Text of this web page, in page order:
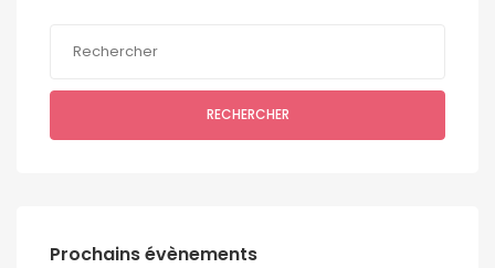
RECHERCHER
Prochains évènements